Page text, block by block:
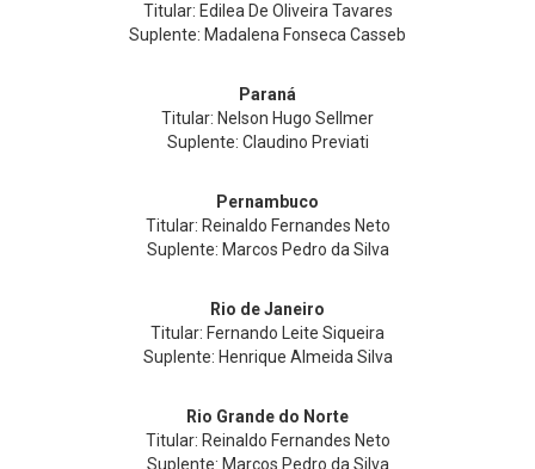
Titular: Edilea De Oliveira Tavares
Suplente: Madalena Fonseca Casseb
Paraná
Titular: Nelson Hugo Sellmer
Suplente: Claudino Previati
Pernambuco
Titular: Reinaldo Fernandes Neto
Suplente: Marcos Pedro da Silva
Rio de Janeiro
Titular: Fernando Leite Siqueira
Suplente: Henrique Almeida Silva
Rio Grande do Norte
Titular: Reinaldo Fernandes Neto
Suplente: Marcos Pedro da Silva